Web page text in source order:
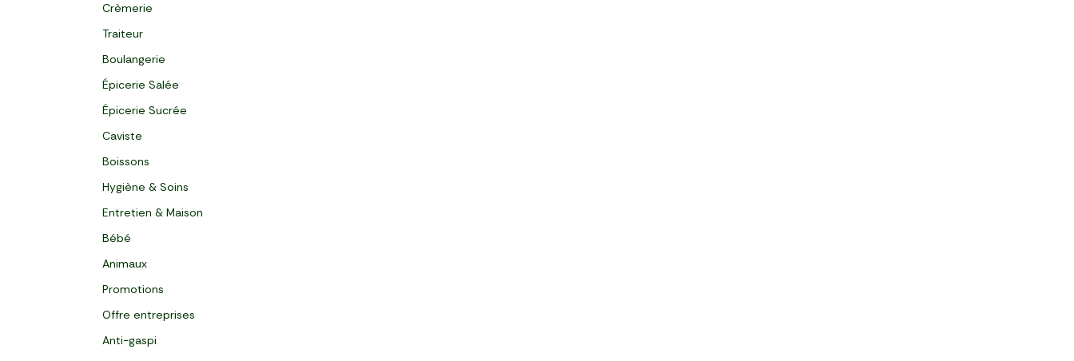
Crèmerie
Traiteur
Boulangerie
Épicerie Salée
Épicerie Sucrée
Caviste
Boissons
Hygiène & Soins
Entretien & Maison
Bébé
Animaux
Promotions
Offre entreprises
Anti-gaspi